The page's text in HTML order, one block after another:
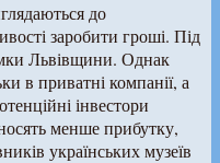
до
заробити гроші. Під
Львівщини. Однак
в приватні компанії, а
інвестори
менше прибутку,
українських музеїв